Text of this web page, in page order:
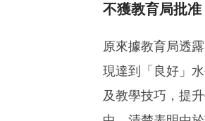
不獲教育局批准
原來據教育局透
現達到「良好」
及教學技巧，提